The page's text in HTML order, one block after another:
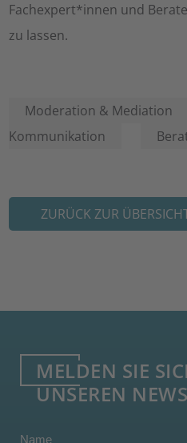
Fachexpert*innen und
zu lassen.
Moderation & Mediation
Kommunikation
ZURÜCK ZUR
MELDEN SIE
UNSEREN